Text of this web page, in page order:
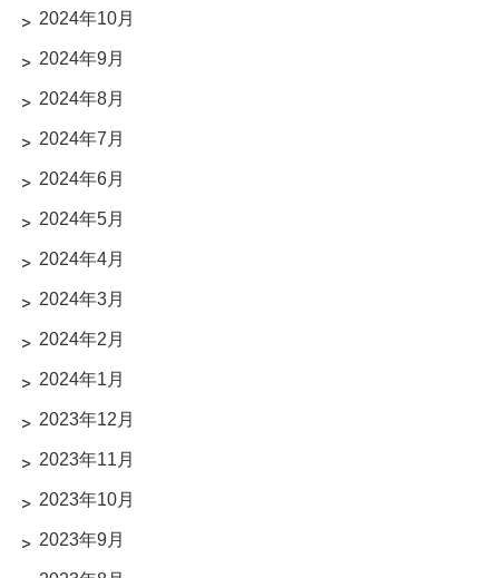
2024年10月
2024年9月
2024年8月
2024年7月
2024年6月
2024年5月
2024年4月
2024年3月
2024年2月
2024年1月
2023年12月
2023年11月
2023年10月
2023年9月